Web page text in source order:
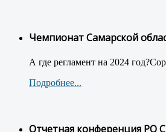
Чемпионат Самарской
А где регламент на 2024
Подробнее...
Отчетная конференция РО